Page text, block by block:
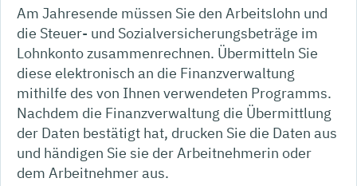
Am Jahresende müssen Sie den Arbeitslohn und
die Steuer- und Sozialversicherungsbeträge im
Lohnkonto zusammenrechnen. Übermitteln Sie
diese elektronisch an die Finanzverwaltung
mithilfe des von Ihnen verwendeten Programms.
Nachdem die Finanzverwaltung die Übermittlung
der Daten bestätigt hat, drucken Sie die Daten aus
und händigen Sie sie der Arbeitnehmerin oder
dem Arbeitnehmer aus.